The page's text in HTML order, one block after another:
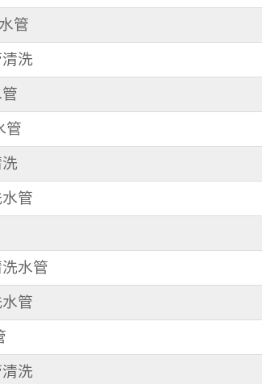
管
洗
管
管
水管
管
洗